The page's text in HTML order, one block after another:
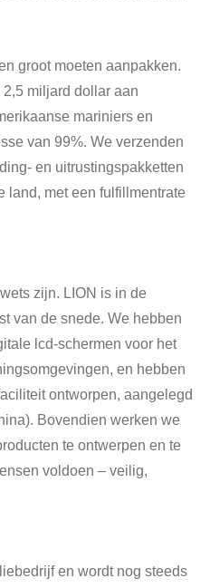
groot moeten aanpakken.
2,5 miljard dollar aan
mariniers en
van 99%. We verzenden
en uitrustingspakketten
land, met een fulfillmentrate
zijn. LION is in de
van de snede. We hebben
lcd-schermen voor het
en hebben
ontworpen, aangelegd
Bovendien werken we
te ontwerpen en te
voldoen – veilig,
en wordt nog steeds